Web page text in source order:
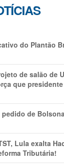
do Plantão
de salão de
que
pedido de
Lula exalta
Tributária!